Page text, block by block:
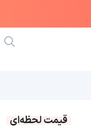
قیمت لحظه‌ای